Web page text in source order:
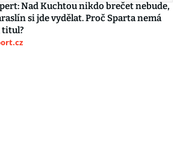
Nad Kuchtou nikdo brečet nebude,
si jde vydělat. Proč Sparta nemá
titul?